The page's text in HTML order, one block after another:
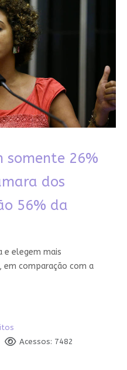
somente 26%
dos
56% da
e elegem mais
comparação com a
Acessos: 7482